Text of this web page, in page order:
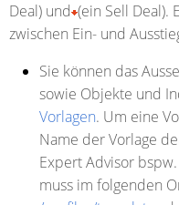
Deal) und (ein Sell Deal).
zwischen Ein- und
Sie können das
sowie Objekte und
Vorlagen. Um eine
Name der Vorlage
Expert Advisor
muss im folgenden